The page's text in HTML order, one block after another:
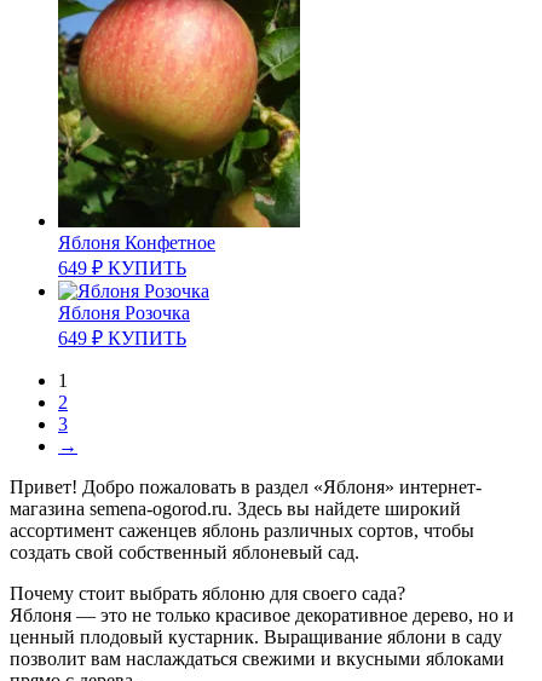
Яблоня Конфетное
649 ₽ КУПИТЬ
Яблоня Розочка
649 ₽ КУПИТЬ
1
2
3
→
Привет! Добро пожаловать в раздел «Яблоня» интернет-
магазина semena-ogorod.ru. Здесь вы найдете широкий
ассортимент саженцев яблонь различных сортов, чтобы
создать свой собственный яблоневый сад.
Почему стоит выбрать яблоню для своего сада?
Яблоня — это не только красивое декоративное дерево, но и
ценный плодовый кустарник. Выращивание яблони в саду
позволит вам наслаждаться свежими и вкусными яблоками